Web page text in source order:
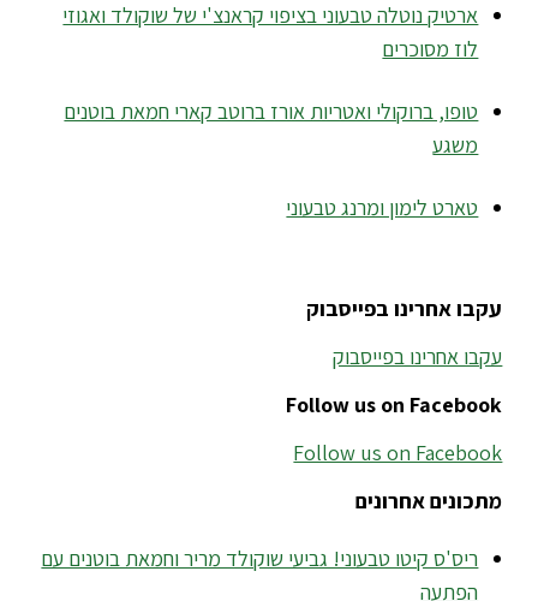
ארטיק נוטלה טבעוני בציפוי קראנצ'י של שוקולד ואגוזי
לוז מסוכרים
טופו, ברוקולי ואטריות אורז ברוטב קארי חמאת בוטנים
משגע
טארט לימון ומרנג טבעוני
עקבו אחרינו בפייסבוק
עקבו אחרינו בפייסבוק
Follow us on Facebook
Follow us on Facebook
מתכונים אחרונים
ריס'ס קיטו טבעוני! גביעי שוקולד מריר וחמאת בוטנים עם
הפתעה